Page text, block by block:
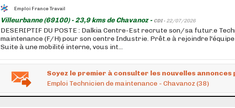
Emploi France Travail
Villeurbanne (69100) - 23,9 kms de Chavanoz - CDI - 22/07/2026
DESERIPTIF DU POSTE : Dalkia Centre-Est recrute son/sa futur.e
maintenance (F/H) pour son centre Industrie. Prêt.e à rejoindre l'équipe
Suite à une mobilité interne, vous int...
Soyez le premier à consulter les nouvelles annonces
Emploi Technicien de maintenance - Chavanoz (38)